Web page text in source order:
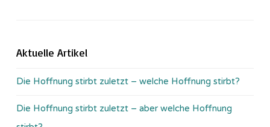
Aktuelle Artikel
Die Hoffnung stirbt zuletzt – welche Hoffnung stirbt?
Die Hoffnung stirbt zuletzt – aber welche Hoffnung